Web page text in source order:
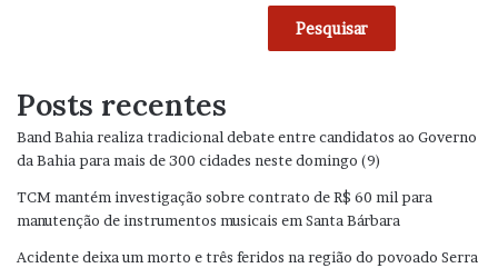
Pesquisar
Posts recentes
Band Bahia realiza tradicional debate entre candidatos ao Governo
da Bahia para mais de 300 cidades neste domingo (9)
TCM mantém investigação sobre contrato de R$ 60 mil para
manutenção de instrumentos musicais em Santa Bárbara
Acidente deixa um morto e três feridos na região do povoado Serra